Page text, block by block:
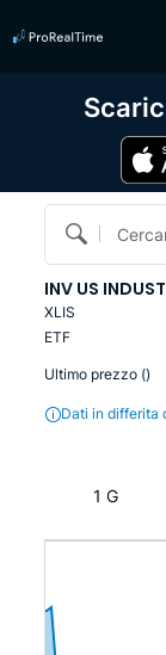
INV US
XLIS
ETF
Ultimo prezzo ()
Dati in differita
1 G